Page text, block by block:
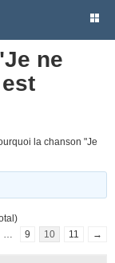
ne
la chanson "Je
9 10 11 →